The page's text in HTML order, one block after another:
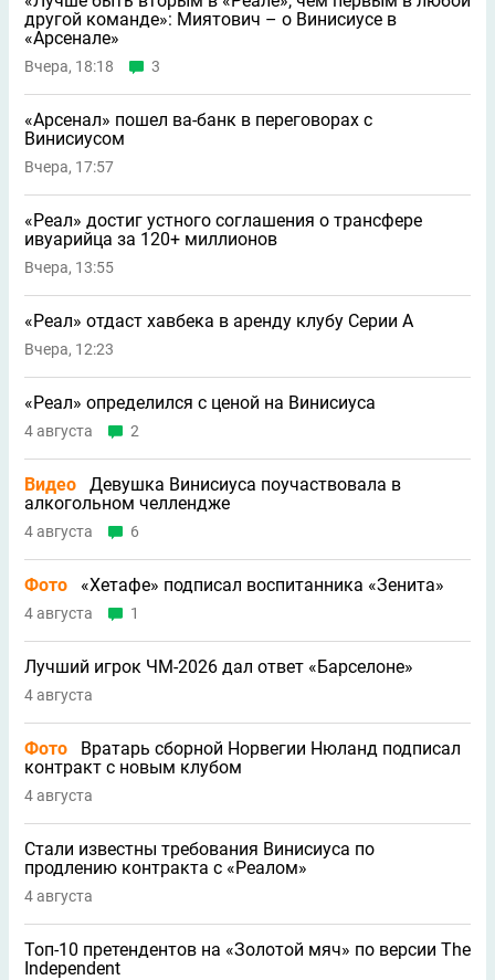
другой команде»: Миятович – о Винисиусе в
«Арсенале»
Вчера, 18:18 3
«Арсенал» пошел ва-банк в переговорах с
Винисиусом
Вчера, 17:57
«Реал» достиг устного соглашения о трансфере
ивуарийца за 120+ миллионов
Вчера, 13:55
«Реал» отдаст хавбека в аренду клубу Серии A
Вчера, 12:23
«Реал» определился с ценой на Винисиуса
4 августа 2
Видео
Девушка Винисиуса поучаствовала в
алкогольном челлендже
4 августа 6
Фото «Хетафе» подписал воспитанника «Зенита»
4 августа 1
Лучший игрок ЧМ-2026 дал ответ «Барселоне»
4 августа
Фото
Вратарь сборной Норвегии Нюланд подписал
контракт с новым клубом
4 августа
Стали известны требования Винисиуса по
продлению контракта с «Реалом»
4 августа
Топ-10 претендентов на «Золотой мяч» по версии The
Independent